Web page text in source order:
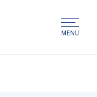
MENU